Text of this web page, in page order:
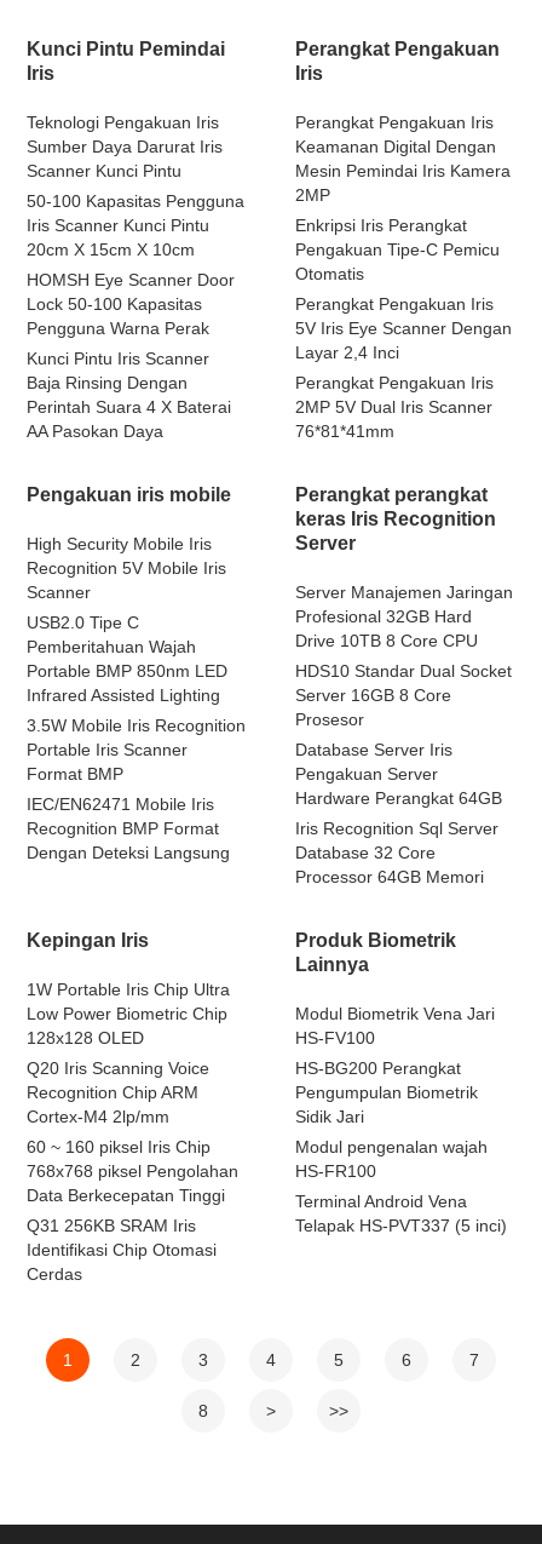
Kunci Pintu Pemindai
Iris
Teknologi Pengakuan Iris
Sumber Daya Darurat Iris
Scanner Kunci Pintu
50-100 Kapasitas Pengguna
Iris Scanner Kunci Pintu
20cm X 15cm X 10cm
HOMSH Eye Scanner Door
Lock 50-100 Kapasitas
Pengguna Warna Perak
Kunci Pintu Iris Scanner
Baja Rinsing Dengan
Perintah Suara 4 X Baterai
AA Pasokan Daya
Perangkat Pengakuan
Iris
Perangkat Pengakuan Iris
Keamanan Digital Dengan
Mesin Pemindai Iris Kamera
2MP
Enkripsi Iris Perangkat
Pengakuan Tipe-C Pemicu
Otomatis
Perangkat Pengakuan Iris
5V Iris Eye Scanner Dengan
Layar 2,4 Inci
Perangkat Pengakuan Iris
2MP 5V Dual Iris Scanner
76*81*41mm
Pengakuan iris mobile
High Security Mobile Iris
Recognition 5V Mobile Iris
Scanner
USB2.0 Tipe C
Pemberitahuan Wajah
Portable BMP 850nm LED
Infrared Assisted Lighting
3.5W Mobile Iris Recognition
Portable Iris Scanner
Format BMP
IEC/EN62471 Mobile Iris
Recognition BMP Format
Dengan Deteksi Langsung
Perangkat perangkat
keras Iris Recognition
Server
Server Manajemen Jaringan
Profesional 32GB Hard
Drive 10TB 8 Core CPU
HDS10 Standar Dual Socket
Server 16GB 8 Core
Prosesor
Database Server Iris
Pengakuan Server
Hardware Perangkat 64GB
Iris Recognition Sql Server
Database 32 Core
Processor 64GB Memori
Kepingan Iris
1W Portable Iris Chip Ultra
Low Power Biometric Chip
128x128 OLED
Q20 Iris Scanning Voice
Recognition Chip ARM
Cortex-M4 2lp/mm
60 ~ 160 piksel Iris Chip
768x768 piksel Pengolahan
Data Berkecepatan Tinggi
Q31 256KB SRAM Iris
Identifikasi Chip Otomasi
Cerdas
Produk Biometrik
Lainnya
Modul Biometrik Vena Jari
HS-FV100
HS-BG200 Perangkat
Pengumpulan Biometrik
Sidik Jari
Modul pengenalan wajah
HS-FR100
Terminal Android Vena
Telapak HS-PVT337 (5 inci)
1 2 3 4 5 6 7
8 > >>